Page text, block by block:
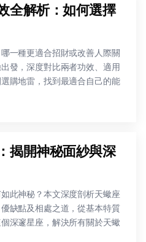
全解析：如何選擇
一種更適合招財或改善人際關
發，深度對比兩者功效、適用
購地雷，找到最適合自己的能
揭開神秘面紗與深
此神秘？本文深度剖析天蠍座
缺點及相處之道，從基本特質
深邃星座，解決所有關於天蠍